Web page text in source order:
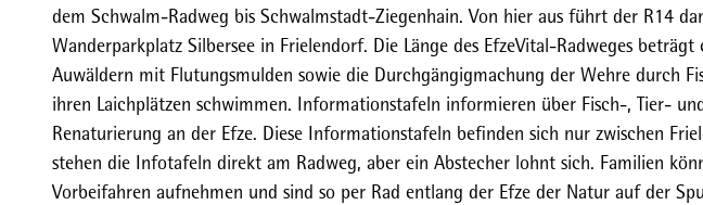
dem Schwalm-Radweg bis Schwalmstadt-Ziegenhain. Von hier aus führt der R14
Wanderparkplatz Silbersee in Frielendorf. Die Länge des EfzeVital-Radweges
Auwäldern mit Flutungsmulden sowie die Durchgängigmachung der Wehre durch
ihren Laichplätzen schwimmen. Informationstafeln informieren über Fisch-, Tier-
Renaturierung an der Efze. Diese Informationstafeln befinden sich nur zwischen
stehen die Infotafeln direkt am Radweg, aber ein Abstecher lohnt sich. Familien
Vorbeifahren aufnehmen und sind so per Rad entlang der Efze der Natur auf der